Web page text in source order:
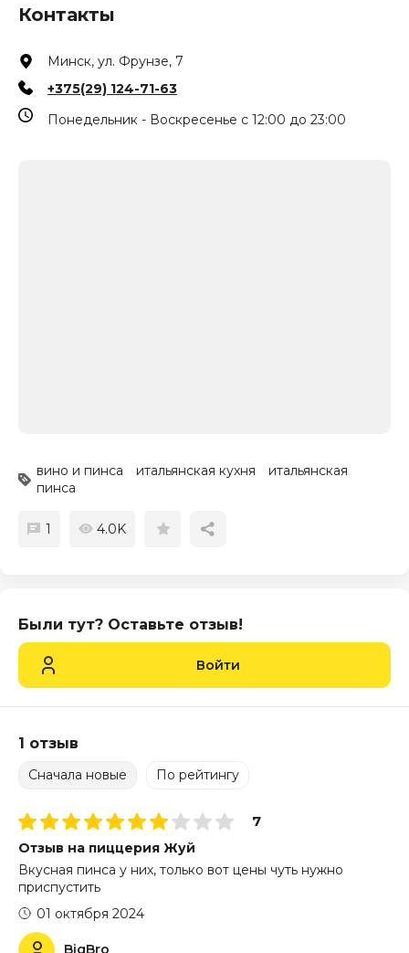
Контакты
Минск, ул. Фрунзе, 7
+375(29) 124-71-63
Понедельник - Воскресенье с 12:00 до 23:00
вино и пинса итальянская кухня
итальянская
пинса
1 4.0K
Были тут? Оставьте отзыв!
Войти
1 отзыв
Сначала новые По рейтингу
7
Отзыв на пиццерия Жуй
Вкусная пинса у них, только вот цены чуть нужно
приспустить
BigBro
01 октября 2024